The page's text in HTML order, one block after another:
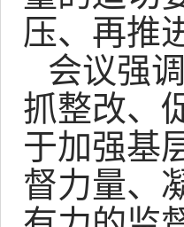
压、再推
会议强
抓整改、
于加强基
督力量、